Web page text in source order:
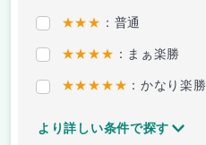
★★★ ：普通
★★★★ ：まぁ楽勝
★★★★★ ：かなり楽勝
より詳しい条件で探す